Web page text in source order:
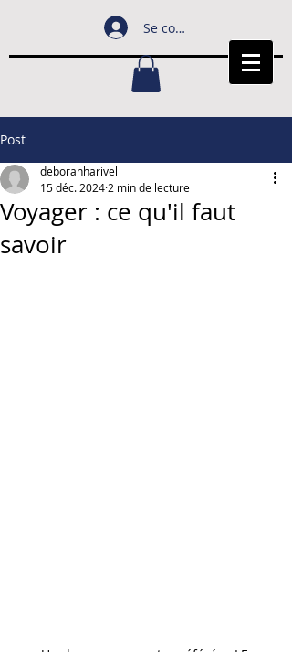
Se connecter
Post
Voyager : ce qu'il faut
savoir
deborahharivel
15 déc. 2024 2 min de lecture